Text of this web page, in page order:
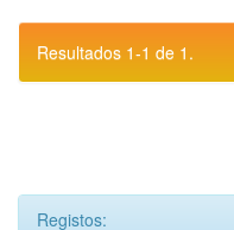
Resultados 1-1 de 1.
Registos: